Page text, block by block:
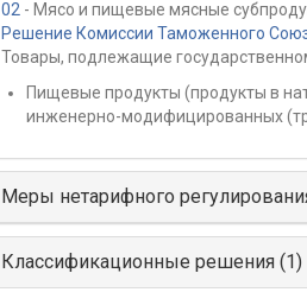
02 - Мясо и пищевые мясные
Решение Комиссии Таможенного
Товары, подлежащие
Пищевые продукты (продукты в
инженерно-модифицированных
Меры нетарифного
Классификационные решения (1)